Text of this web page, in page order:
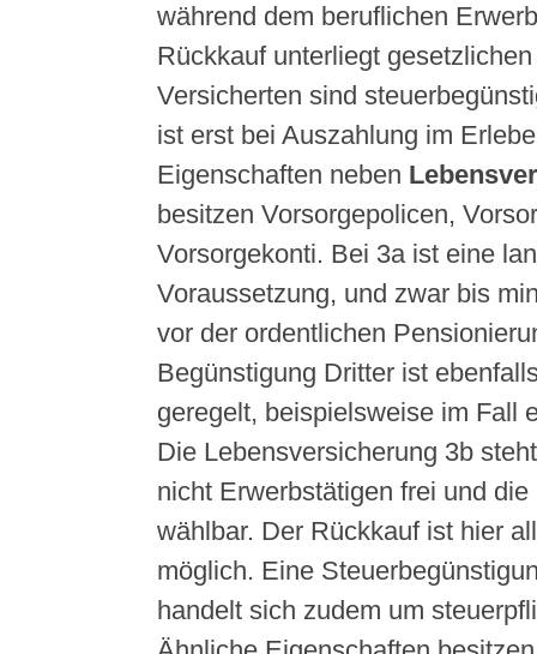
während dem beruflichen
Rückkauf unterliegt
Versicherten sind
ist erst bei Auszahlung im
Eigenschaften neben
besitzen Vorsorgepolicen,
Vorsorgekonti. Bei 3a ist eine
Voraussetzung, und zwar bis
vor der ordentlichen
Begünstigung Dritter ist
geregelt, beispielsweise im Fall
Die Lebensversicherung 3b
nicht Erwerbstätigen frei und
wählbar. Der Rückkauf ist hier
möglich. Eine
handelt sich zudem um